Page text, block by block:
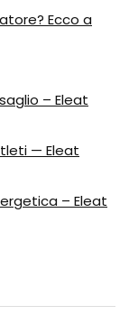
Ecco a
– Eleat
— Eleat
– Eleat